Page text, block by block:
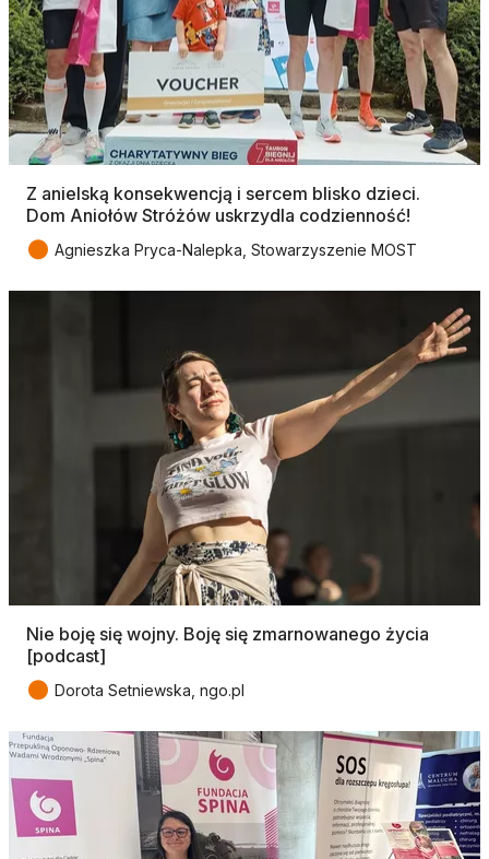
Z anielską konsekwencją i sercem blisko dzieci.
Dom Aniołów Stróżów uskrzydla codzienność!
● Agnieszka Pryca-Nalepka, Stowarzyszenie MOST
Nie boję się wojny. Boję się zmarnowanego życia
[podcast]
● Dorota Setniewska, ngo.pl